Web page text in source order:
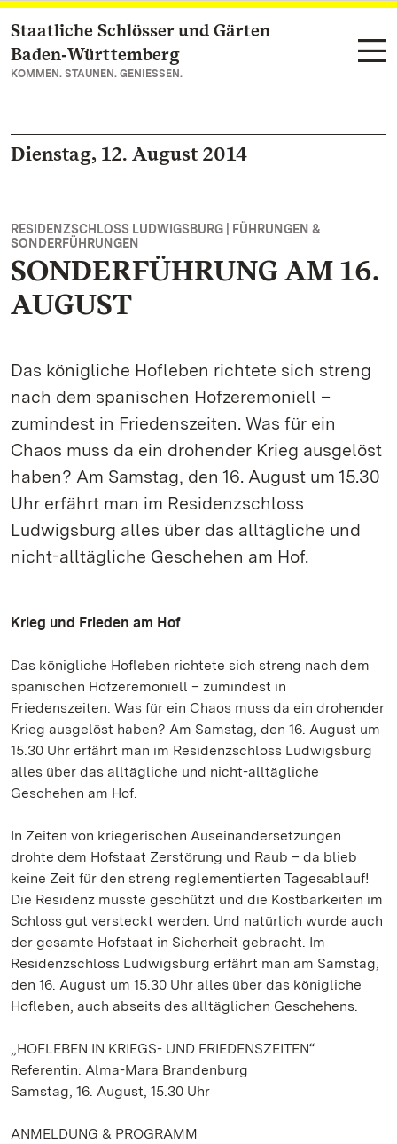
Zum Hauptinhalt springen
Staatliche Schlösser und Gärten
Baden‑Württemberg
KOMMEN. STAUNEN. GENIESSEN.
Dienstag, 12. August 2014
RESIDENZSCHLOSS LUDWIGSBURG | FÜHRUNGEN &
SONDERFÜHRUNGEN
SONDERFÜHRUNG AM 16.
AUGUST
Das königliche Hofleben richtete sich streng
nach dem spanischen Hofzeremoniell –
zumindest in Friedenszeiten. Was für ein
Chaos muss da ein drohender Krieg ausgelöst
haben? Am Samstag, den 16. August um 15.30
Uhr erfährt man im Residenzschloss
Ludwigsburg alles über das alltägliche und
nicht-alltägliche Geschehen am Hof.
Krieg und Frieden am Hof
Das königliche Hofleben richtete sich streng nach dem
spanischen Hofzeremoniell – zumindest in
Friedenszeiten. Was für ein Chaos muss da ein drohender
Krieg ausgelöst haben? Am Samstag, den 16. August um
15.30 Uhr erfährt man im Residenzschloss Ludwigsburg
alles über das alltägliche und nicht-alltägliche
Geschehen am Hof.
In Zeiten von kriegerischen Auseinandersetzungen
drohte dem Hofstaat Zerstörung und Raub – da blieb
keine Zeit für den streng reglementierten Tagesablauf!
Die Residenz musste geschützt und die Kostbarkeiten im
Schloss gut versteckt werden. Und natürlich wurde auch
der gesamte Hofstaat in Sicherheit gebracht. Im
Residenzschloss Ludwigsburg erfährt man am Samstag,
den 16. August um 15.30 Uhr alles über das königliche
Hofleben, auch abseits des alltäglichen Geschehens.
„HOFLEBEN IN KRIEGS- UND FRIEDENSZEITEN“
Referentin: Alma-Mara Brandenburg
Samstag, 16. August, 15.30 Uhr
ANMELDUNG & PROGRAMM